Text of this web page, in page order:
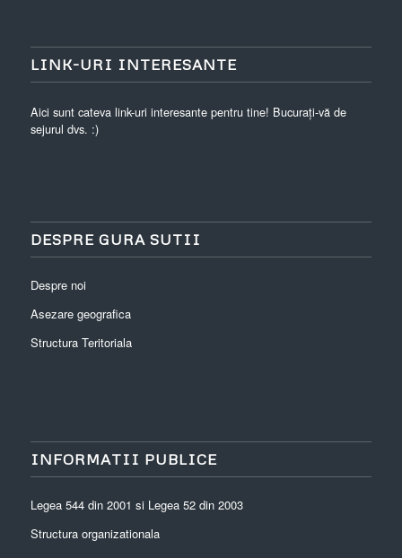
LINK-URI INTERESANTE
Aici sunt cateva link-uri interesante pentru tine! Bucurați-vă de
sejurul dvs. :)
DESPRE GURA SUTII
Despre noi
Asezare geografica
Structura Teritoriala
INFORMATII PUBLICE
Legea 544 din 2001 si Legea 52 din 2003
Structura organizationala